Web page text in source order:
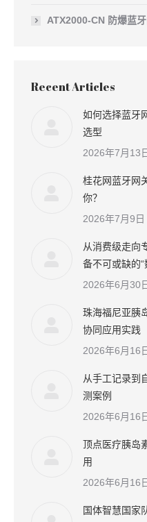
ATX2000-CN 防爆蓝
Recent Articles
如何选择蓝牙
选型
2026年7月13
桂花网蓝牙网
你？
2026年7月9日
从消费级走向
备不可或缺的“
2026年6月30
珠海福尼亚胰
协同应用实践
2026年6月16
从手工记录到
测案例
2026年6月16
顶点医疗胰岛
用
2026年6月16
国体智慧国家